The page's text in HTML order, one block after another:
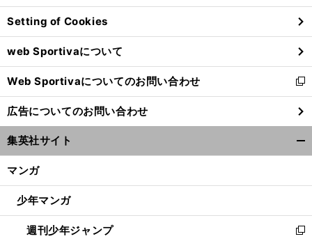
ン
ド
ウ
で
開
く
Setting of Cookies
web Sportivaについて
Web Sportivaについてのお問い合わせ
新
し
い
ウ
ィ
ン
ウ
開
く
広告についてのお問い合わせ
集英社サイト
マンガ
少年マンガ
週刊少年ジャンプ
新